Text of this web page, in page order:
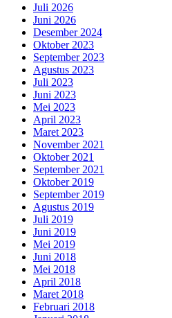
Juli 2026
Juni 2026
Desember 2024
Oktober 2023
September 2023
Agustus 2023
Juli 2023
Juni 2023
Mei 2023
April 2023
Maret 2023
November 2021
Oktober 2021
September 2021
Oktober 2019
September 2019
Agustus 2019
Juli 2019
Juni 2019
Mei 2019
Juni 2018
Mei 2018
April 2018
Maret 2018
Februari 2018